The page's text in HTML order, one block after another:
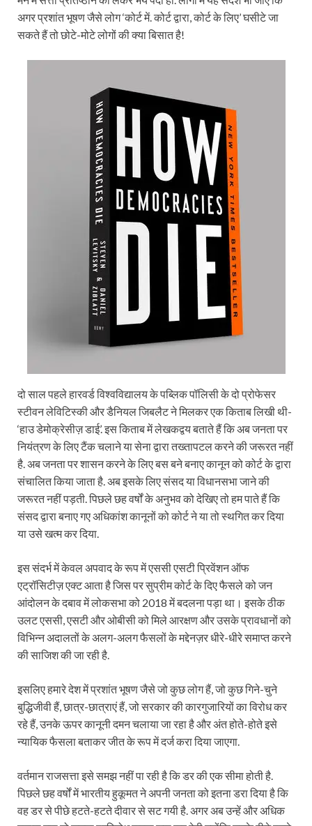
अगर प्रशांत भूषण जैसे लोग ‘कोर्ट में. कोर्ट द्वारा, कोर्ट के लिए’ घसीटे जा
सकते हैं तो छोटे-मोटे लोगों की क्या बिसात है!
दो साल पहले हारवर्ड विश्वविद्यालय के पब्लिक पॉलिसी के दो प्रोफेसर
स्टीवन लेविटिस्की और डैनियल जिबलैट ने मिलकर एक किताब लिखी थी-
‘हाउ डेमोक्रेसीज़ डाई’. इस किताब में लेखकद्वय बताते हैं कि अब जनता पर
नियंत्रण के लिए टैंक चलाने या सेना द्वारा तख्तापटल करने की जरूरत नहीं
है. अब जनता पर शासन करने के लिए बस बने बनाए कानून को कोर्ट के द्वारा
संचालित किया जाता है. अब इसके लिए संसद या विधानसभा जाने की
जरूरत नहीं पड़ती. पिछले छह वर्षों के अनुभव को देखिए तो हम पाते हैं कि
संसद द्वारा बनाए गए अधिकांश कानूनों को कोर्ट ने या तो स्थगित कर दिया
या उसे खत्म कर दिया.
इस संदर्भ में केवल अपवाद के रूप में एससी एसटी प्रिवेंशन ऑफ
एट्रॉसिटीज़ एक्‍ट आता है जिस पर सुप्रीम कोर्ट के दिए फैसले को जन
आंदोलन के दबाव में लोकसभा को 2018 में बदलना पड़ा था। इसके ठीक
उलट एससी, एसटी और ओबीसी को मिले आरक्षण और उसके प्रावधानों को
विभिन्न अदालतों के अलग-अलग फैसलों के मद्देनज़र धीरे-धीरे समाप्‍त करने
की साजिश की जा रही है.
इसलिए हमारे देश में प्रशांत भूषण जैसे जो कुछ लोग हैं, जो कुछ गिने-चुने
बुद्धिजीवी हैं, छात्र-छात्राएं हैं, जो सरकार की कारगुजारियों का विरोध कर
रहे हैं, उनके ऊपर कानूनी दमन चलाया जा रहा है और अंत होते-होते इसे
न्यायिक फैसला बताकर जीत के रूप में दर्ज करा दिया जाएगा.
वर्तमान राजसत्ता इसे समझ नहीं पा रही है कि डर की एक सीमा होती है.
पिछले छह वर्षों में भारतीय हुकूमत ने अपनी जनता को इतना डरा दिया है कि
वह डर से पीछे हटते-हटते दीवार से सट गयी है. अगर अब उन्हें और अधिक